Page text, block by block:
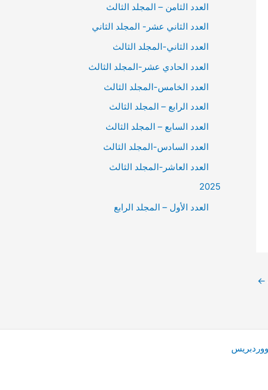
←
العدد الثامن – المجلد الثالث
العدد الثاني عشر- المجلد الثاني
العدد الثاني-المجلد الثالث
العدد الحادي عشر-المجلد الثالث
العدد الخامس-المجلد الثالث
العدد الرابع – المجلد الثالث
العدد السابع – المجلد الثالث
العدد السادس-المجلد الثالث
العدد العاشر-المجلد الثالث
2025
العدد الأول – المجلد الرابع